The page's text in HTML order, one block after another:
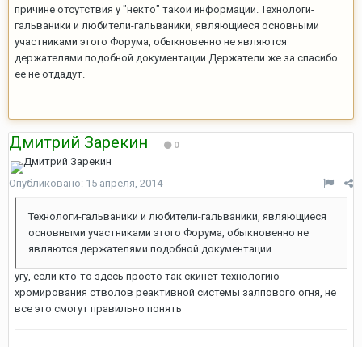
причине отсутствия у "некто" такой информации. Технологи-
гальваники и любители-гальваники, являющиеся основными
участниками этого Форума, обыкновенно не являются
держателями подобной документации.Держатели же за спасибо
ее не отдадут.
Дмитрий Зарекин 0
Опубликовано: 15 апреля, 2014
Технологи-гальваники и любители-гальваники, являющиеся
основными участниками этого Форума, обыкновенно не
являются держателями подобной документации.
угу, если кто-то здесь просто так скинет технологию
хромирования стволов реактивной системы залпового огня, не
все это смогут правильно понять